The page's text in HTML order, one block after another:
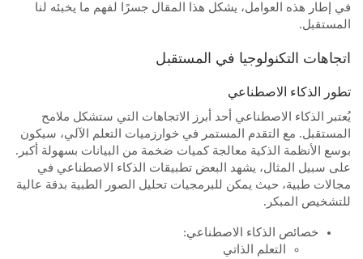
في إطار هذه العوامل، يشكل هذا المقال جسرًا لفهم ما يخبئه لنا
المستقبل.
اتجاهات التكنولوجيا في المستقبل
تطور الذكاء الاصطناعي
يُعتبر الذكاء الاصطناعي أحد أبرز الاتجاهات التي ستشكل ملامح
المستقبل. مع التقدم المستمر في خوارزميات التعلم الآلي، سيكون
بوسع الأنظمة الذكية معالجة كميات ضخمة من البيانات بسهولة أكبر.
على سبيل المثال، يشهد البعض تطبيقات الذكاء الاصطناعي في
مجالات طبية، حيث يمكن للبرمجيات تحليل الصور الطبية بدقة عالية
للتشخيص المبكر.
خصائص الذكاء الاصطناعي:
التعلم الذاتي